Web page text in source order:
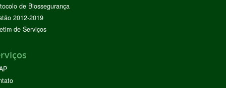
de Biossegurança
2012-2019
de Serviços